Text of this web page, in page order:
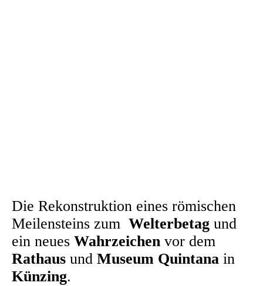
Die Rekonstruktion eines römischen
Meilensteins zum Welterbetag und
ein neues Wahrzeichen vor dem
Rathaus und Museum Quintana in
Künzing.